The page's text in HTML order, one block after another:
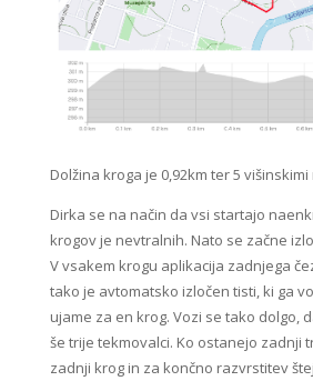
Dolžina kroga je 0,92km ter 5
Dirka se na način da vsi startajo
krogov je nevtralnih. Nato se začne
V vsakem krogu aplikacija zadnjega
tako je avtomatsko izločen tisti, ki ga
ujame za en krog. Vozi se tako dolgo,
še trije tekmovalci. Ko ostanejo zadnji
zadnji krog in za končno razvrstitev